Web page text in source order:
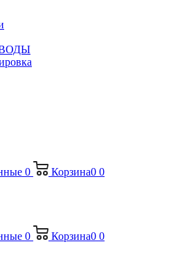
0 Корзина0 0
0 Корзина0 0